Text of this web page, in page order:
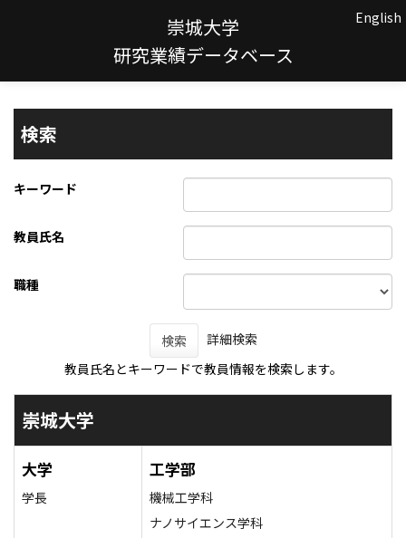
崇城大学
研究業績データベース
English
検索
キーワード
教員氏名
職種
検索
詳細検索
教員氏名とキーワードで教員情報を検索します。
崇城大学
大学
学長
工学部
機械工学科
ナノサイエンス学科